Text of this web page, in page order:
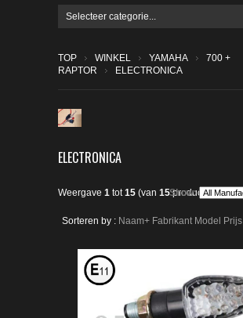
Selecteer categorie...
TOP WINKEL YAMAHA
700 +
RAPTOR
ELECTRONICA
ELECTRONICA
Show:
Weergave 1 tot 15 (van 15producten)
Sorteren by : Naam+ Fabrikant Model Prijs